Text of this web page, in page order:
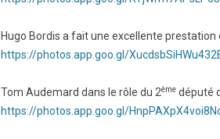
Hugo Bordis a fait une excellente
https://photos.app.goo.gl/
Tom Audemard dans le rôle du 2ème député
https://photos.app.goo.gl/